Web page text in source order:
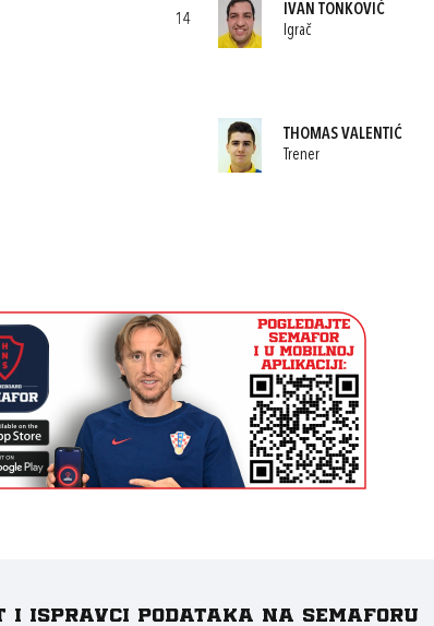
14
IVAN TONKOVIĆ
Igrač
THOMAS VALENTIĆ
Trener
ispravci podataka na Semaforu